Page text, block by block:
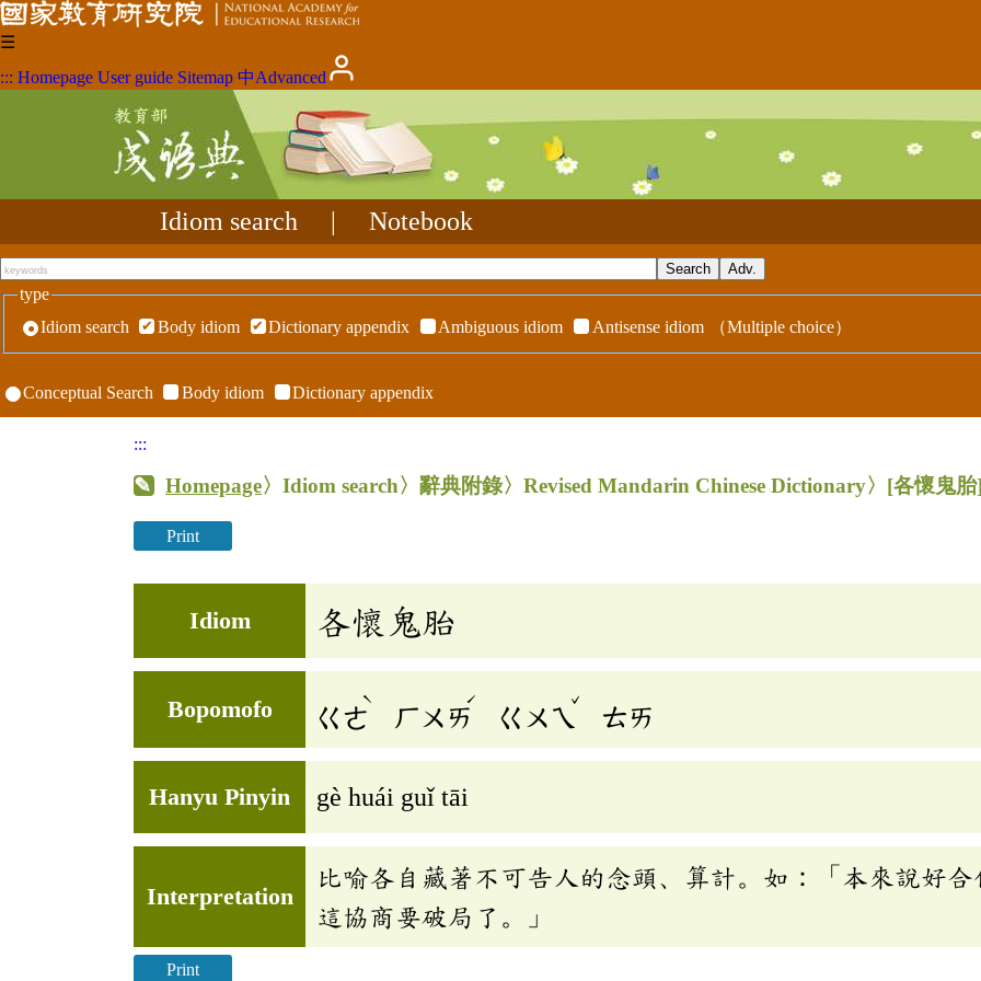
☰
::: Homepage User guide Sitemap 中Advanced
Idiom search Notebook
type
Idiom search
Body idiom Dictionary appendix Ambiguous idiom Antisense idiom （Multiple choice）
Conceptual Search Body idiom Dictionary appendix
:::
Homepage〉Idiom search〉辭典附錄〉Revised Mandarin Chinese Dictionary〉 [各懷鬼
Print
Idiom 各懷鬼胎
Bopomofo ㄍㄜ
ˋ
ㄏㄨㄞ
ˊ
ㄍㄨㄟ
ˇ
ㄊㄞ
Hanyu Pinyin gè huái guǐ tāi
Interpretation
比喻各自藏著不可告人的念頭、算計。如：「本來說好
這協商要破局了。」
Print